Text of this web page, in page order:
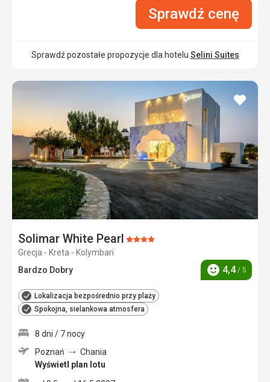
Sprawdź cenę
Sprawdź pozostałe propozycje dla hotelu Selini Suites
Solimar White Pearl Ocena:
Grecja - Kreta - Kolymbari
Bardzo Dobry
Ocena
4,4/ 5
Lokalizacja bezpośrednio przy plaży
Spokojna, sielankowa atmosfera
dodaj
8 dni / 7 nocy
Poznań
Chania
Wyświetl plan lotu